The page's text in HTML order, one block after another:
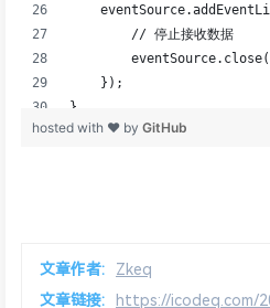
文章作者:
Zkeq
文章链接:
https://icodeq.com/